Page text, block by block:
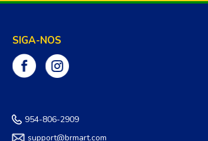
SIGA-NOS
954-806-2909
support@brmart.com